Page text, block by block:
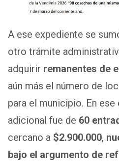
A ese expediente se
otro trámite
adquirir remanentes de
aún más el número de
para el municipio. En
adicional fue de 60
cercano a $2.900.000,
bajo el argumento de